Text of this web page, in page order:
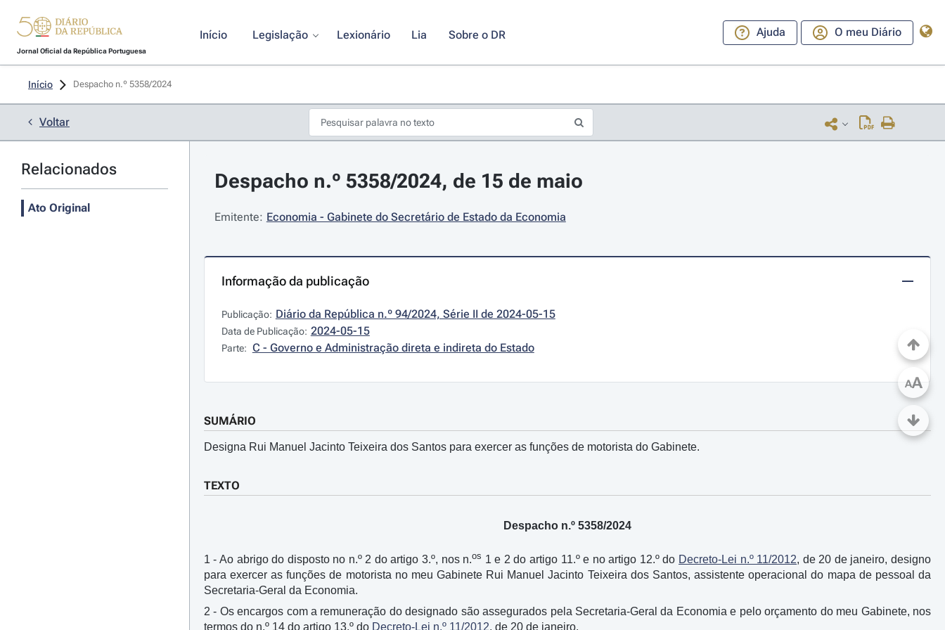
Jornal Oficial da República Portuguesa
Início Legislação Lexionário Lia Sobre o DR Ajuda O meu Diário
Início Despacho n.º 5358/2024
Voltar
Relacionados
Ato Original
Despacho n.º 5358/2024, de 15 de maio
Emitente: Economia - Gabinete do Secretário de Estado da Economia
Informação da publicação
Publicação: Diário da República n.º 94/2024, Série II de 2024-05-15
Data de Publicação: 2024-05-15
Parte: C - Governo e Administração direta e indireta do Estado
SUMÁRIO
Designa Rui Manuel Jacinto Teixeira dos Santos para exercer as funções de motorista do Gabinete.
TEXTO
Despacho n.º 5358/2024
1 - Ao abrigo do disposto no n.º 2 do artigo 3.º, nos n.os 1 e 2 do artigo 11.º e no artigo 12.º do Decreto-Lei n.º 11/2012, de 20 de janeiro, designo
para exercer as funções de motorista no meu Gabinete Rui Manuel Jacinto Teixeira dos Santos, assistente operacional do mapa de pessoal da
Secretaria-Geral da Economia.
2 - Os encargos com a remuneração do designado são assegurados pela Secretaria-Geral da Economia e pelo orçamento do meu Gabinete, nos
termos do n.º 14 do artigo 13.º do Decreto-Lei n.º 11/2012, de 20 de janeiro.
AA